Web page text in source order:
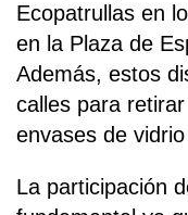
Ecopatrullas en
en la Plaza de
Además, estos
calles para
envases de
La participación